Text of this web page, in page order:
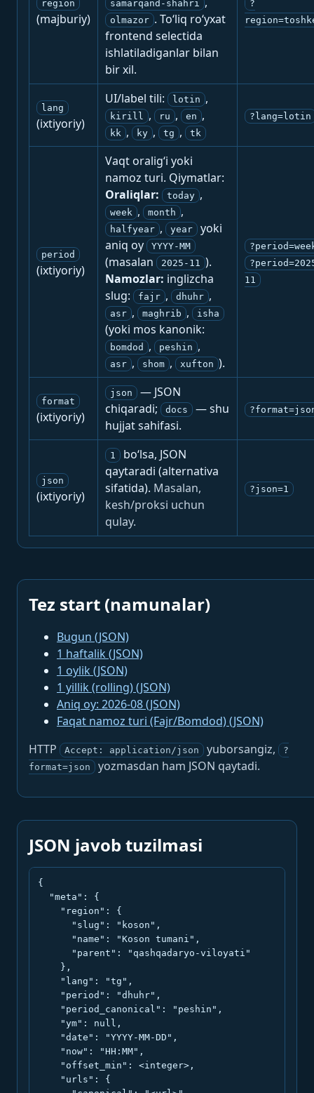
region
(majburiy)
samarqand-shahri
olmazor . To‘liq ro‘yxat
frontend selectida
ishlatiladiganlar bilan
bir xil.
?
lang
(ixtiyoriy)
UI/label tili: lotin ,
kirill , ru , en ,
kk , ky , tg , tk
?lang=lotin
period
(ixtiyoriy)
Vaqt oralig‘i yoki
namoz turi. Qiymatlar:
Oraliqlar:
today ,
week , month ,
halfyear , year
yoki
aniq oy
YYYY-MM
(masalan 2025-11 ).
Namozlar: inglizcha
slug:
fajr , dhuhr ,
asr , maghrib , isha
(yoki mos kanonik:
bomdod , peshin ,
asr , shom , xufton ).
11
format
(ixtiyoriy)
json
— JSON
chiqaradi;
docs
— shu
hujjat sahifasi.
json
(ixtiyoriy)
1
bo‘lsa, JSON
qaytaradi (alternativa
sifatida). Masalan,
kesh/proksi uchun
qulay.
?json=1
Tez start (namunalar)
Bugun (JSON)
1 haftalik (JSON)
1 oylik (JSON)
1 yillik (rolling) (JSON)
Aniq oy: 2026-08 (JSON)
Faqat namoz turi (Fajr/Bomdod) (JSON)
HTTP
Accept: application/json yuborsangiz,
?
format=json
yozmasdan ham JSON qaytadi.
JSON javob tuzilmasi
{
  "meta": {
    "region": {
      "slug": "koson",
      "name": "Koson tumani",
      "parent": "qashqadaryo-viloyati"
    },
    "lang": "tg",
    "period": "dhuhr",
    "period_canonical": "peshin",
    "ym": null,
    "date": "YYYY-MM-DD",
    "now": "HH:MM",
    "offset_min": <integer>,
    "urls": {